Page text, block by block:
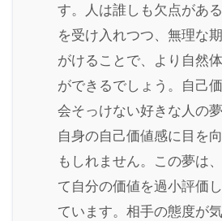
す。人は誰しも欠点があ
を受け入れつつ、無理な
がけることで、より自然
ができるでしょう。自己
会そっけない好きな人の
自身の自己価値感に目を
もしれません。この夢は
て自分の価値を過小評価
ています。相手の態度が